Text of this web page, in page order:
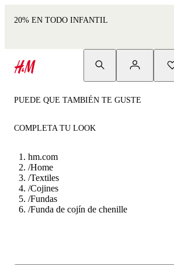
20% EN TODO INFANTIL
PUEDE QUE TAMBIÉN TE GUSTE
COMPLETA TU LOOK
hm.com
/Home
/Textiles
/Cojines
/Fundas
/Funda de cojín de chenille